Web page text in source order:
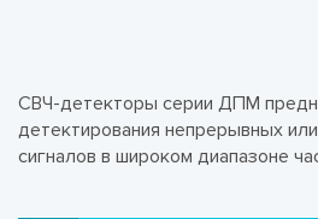
СВЧ-детекторы серии ДПМ
детектирования непрерывных
сигналов в широком диапазоне